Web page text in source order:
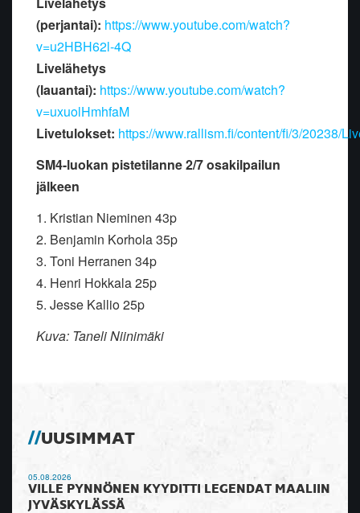
(perjantai): https://www.youtube.com/watch?
v=u2HBH62l-4Q
Livelähetys
(lauantai): https://www.youtube.com/watch?
v=uxuolHmhfaM
Livetulokset: https://www.rallism.fi/content/fi/3/20238/
SM4-luokan pistetilanne 2/7 osakilpailun
jälkeen
1. Kristian Nieminen 43p
2. Benjamin Korhola 35p
3. Toni Herranen 34p
4. Henri Hokkala 25p
5. Jesse Kallio 25p
Kuva: Taneli Niinimäki
UUSIMMAT
05.08.2026
VILLE PYNNÖNEN KYYDITTI LEGENDAT MAALIIN
JYVÄSKYLÄSSÄ